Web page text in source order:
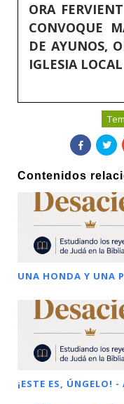
ORA
CONVOQUE
DE AYUNOS,
IGLESIA LOCAL
Contenidos
UNA HONDA Y UNA
¡ESTE ES, ÚNGELO!